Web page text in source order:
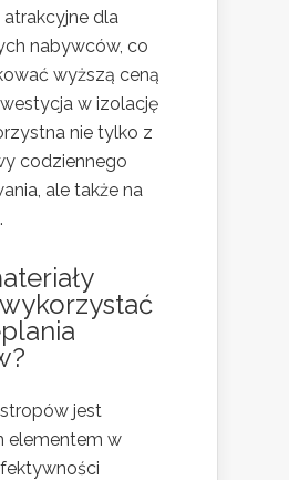
atrakcyjne dla
nabywców, co
wyższą ceną
w izolację
nie tylko z
codziennego
ale także na
jest
elementem w